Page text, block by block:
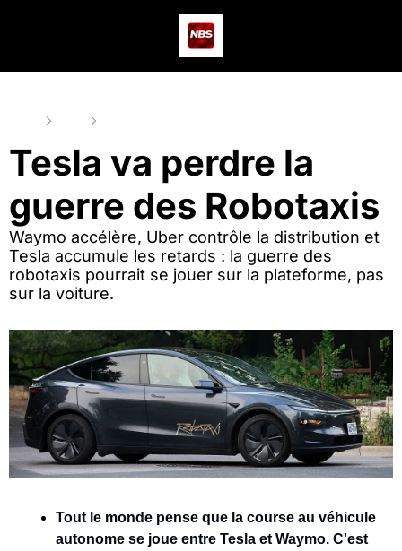
Tesla va perdre la
guerre des Robotaxis
Waymo accélère, Uber contrôle la distribution et
Tesla accumule les retards : la guerre des
robotaxis pourrait se jouer sur la plateforme, pas
sur la voiture.
Tout le monde pense que la course au véhicule
autonome se joue entre Tesla et Waymo. C'est